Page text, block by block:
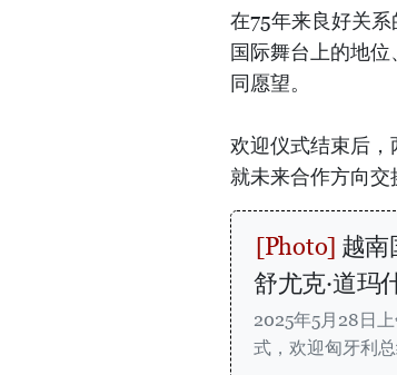
在75年来良好关
国际舞台上的地
同愿望。
欢迎仪式结束后
就未来合作方向交
越南
舒尤克·道玛
2025年5月28日
式，欢迎匈牙利